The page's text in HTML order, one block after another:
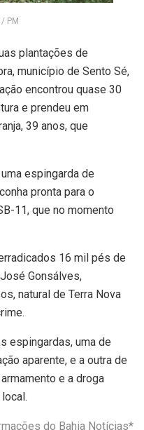
PM
plantações de
município de Sento Sé,
encontrou quase 30
e prendeu em
39 anos, que
espingarda de
pronta para o
11, que no momento
16 mil pés de
Gonsálves,
natural de Terra Nova
espingardas, uma de
aparente, e a outra de
e a droga
do Bahia Notícias*